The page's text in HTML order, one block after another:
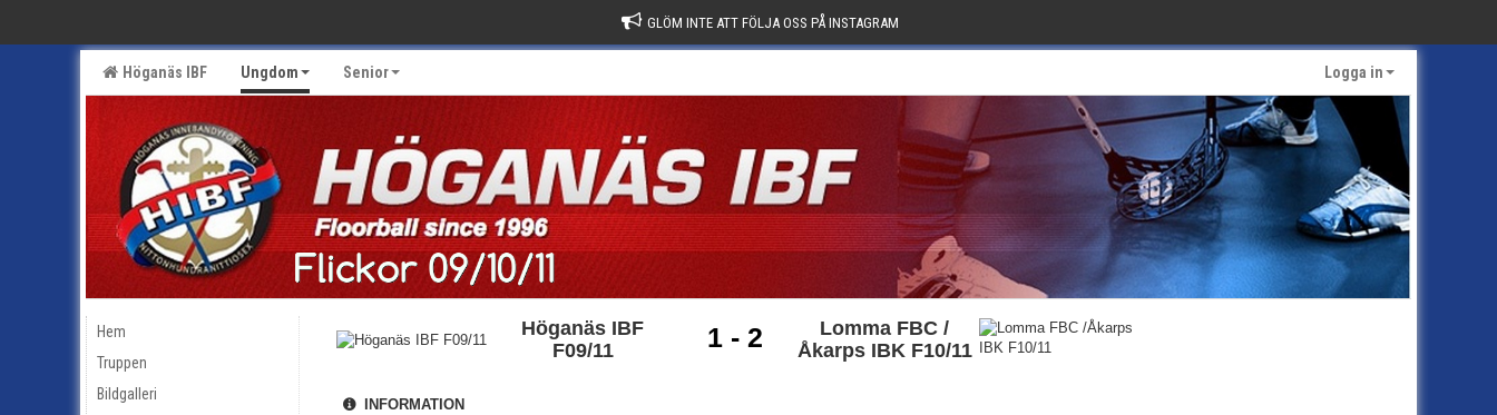
GLÖM INTE ATT FÖLJA OSS PÅ INSTAGRAM
Höganäs IBF Ungdom Senior Logga in
Hem
Truppen
Bildgalleri
Höganäs IBF
F09/11
1 - 2
Lomma FBC /
Åkarps IBK F10/11
INFORMATION